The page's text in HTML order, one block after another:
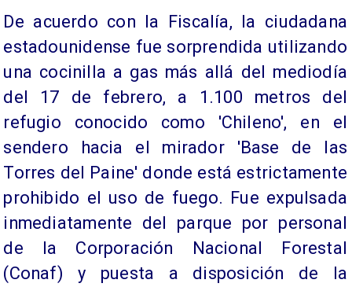
De acuerdo con la Fiscalía, la ciudadana
estadounidense fue sorprendida utilizando
una cocinilla a gas más allá del mediodía
del 17 de febrero, a 1.100 metros del
refugio conocido como 'Chileno', en el
sendero hacia el mirador 'Base de las
Torres del Paine' donde está estrictamente
prohibido el uso de fuego. Fue expulsada
inmediatamente del parque por personal
de la Corporación Nacional Forestal
(Conaf) y puesta a disposición de la